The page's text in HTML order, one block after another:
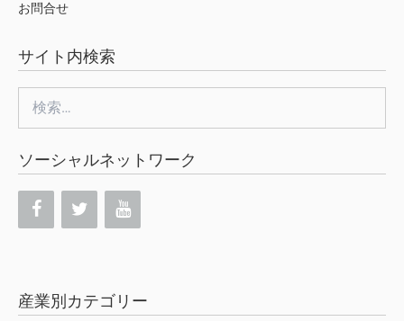
お問合せ
サイト内検索
索:
ソーシャルネットワーク
産業別カテゴリー